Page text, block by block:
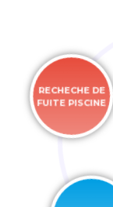
RECHECHE DE
FUITE PISCINE